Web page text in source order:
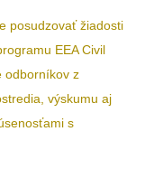
posudzovať žiadosti
EEA Civil
odborníkov z
výskumu aj
s